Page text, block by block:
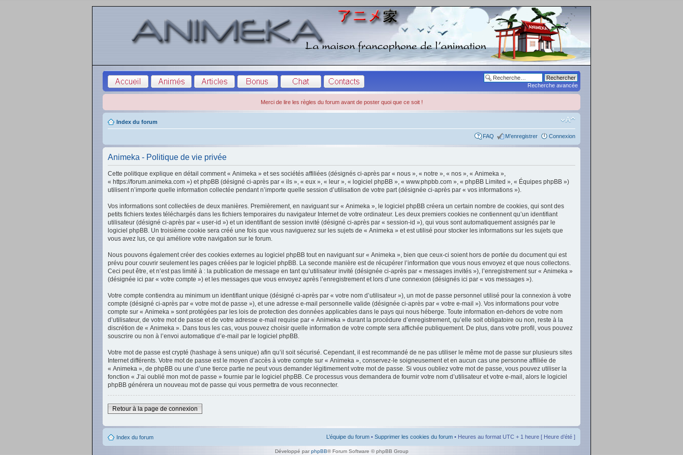
Recherche avancée
Merci de lire les règles du forum avant de poster quoi que ce soit !
Index du forum
FAQ M’enregistrer Connexion
Animeka - Politique de vie privée
Cette politique explique en détail comment « Animeka » et ses sociétés affiliées (désignés ci-après par « nous », « notre », « nos », « Animeka »,
« https://forum.animeka.com ») et phpBB (désigné ci-après par « ils », « eux », « leur », « logiciel phpBB », « www.phpbb.com », « phpBB Limited », « Équipes phpBB »)
utilisent n’importe quelle information collectée pendant n’importe quelle session d’utilisation de votre part (désignée ci-après par « vos informations »).
Vos informations sont collectées de deux manières. Premièrement, en naviguant sur « Animeka », le logiciel phpBB créera un certain nombre de cookies, qui sont des
petits fichiers textes téléchargés dans les fichiers temporaires du navigateur Internet de votre ordinateur. Les deux premiers cookies ne contiennent qu’un identifiant
utilisateur (désigné ci-après par « user-id ») et un identifiant de session invité (désigné ci-après par « session-id »), qui vous sont automatiquement assignés par le
logiciel phpBB. Un troisième cookie sera créé une fois que vous naviguerez sur les sujets de « Animeka » et est utilisé pour stocker les informations sur les sujets que
vous avez lus, ce qui améliore votre navigation sur le forum.
Nous pouvons également créer des cookies externes au logiciel phpBB tout en naviguant sur « Animeka », bien que ceux-ci soient hors de portée du document qui est
prévu pour couvrir seulement les pages créées par le logiciel phpBB. La seconde manière est de récupérer l’information que vous nous envoyez et que nous collectons.
Ceci peut être, et n’est pas limité à : la publication de message en tant qu’utilisateur invité (désignée ci-après par « messages invités »), l’enregistrement sur « Animeka »
(désignée ici par « votre compte ») et les messages que vous envoyez après l’enregistrement et lors d’une connexion (désignés ici par « vos messages »).
Votre compte contiendra au minimum un identifiant unique (désigné ci-après par « votre nom d’utilisateur »), un mot de passe personnel utilisé pour la connexion à votre
compte (désigné ci-après par « votre mot de passe »), et une adresse e-mail personnelle valide (désignée ci-après par « votre e-mail »). Vos informations pour votre
compte sur « Animeka » sont protégées par les lois de protection des données applicables dans le pays qui nous héberge. Toute information en-dehors de votre nom
d’utilisateur, de votre mot de passe et de votre adresse e-mail requise par « Animeka » durant la procédure d’enregistrement, qu’elle soit obligatoire ou non, reste à la
discrétion de « Animeka ». Dans tous les cas, vous pouvez choisir quelle information de votre compte sera affichée publiquement. De plus, dans votre profil, vous pouvez
souscrire ou non à l’envoi automatique d’e-mail par le logiciel phpBB.
Votre mot de passe est crypté (hashage à sens unique) afin qu’il soit sécurisé. Cependant, il est recommandé de ne pas utiliser le même mot de passe sur plusieurs sites
Internet différents. Votre mot de passe est le moyen d’accès à votre compte sur « Animeka », conservez-le soigneusement et en aucun cas une personne affiliée de
« Animeka », de phpBB ou une d’une tierce partie ne peut vous demander légitimement votre mot de passe. Si vous oubliez votre mot de passe, vous pouvez utiliser la
fonction « J’ai oublié mon mot de passe » fournie par le logiciel phpBB. Ce processus vous demandera de fournir votre nom d’utilisateur et votre e-mail, alors le logiciel
phpBB générera un nouveau mot de passe qui vous permettra de vous reconnecter.
Retour à la page de connexion
Index du forum L’équipe du forum • Supprimer les cookies du forum • Heures au format UTC + 1 heure [ Heure d’été ]
Développé par phpBB® Forum Software © phpBB Group